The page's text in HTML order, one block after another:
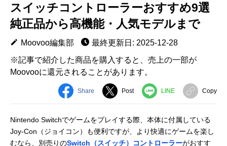
スイッチコントローラーおすすめ9選
純正品から高機能・人気モデルまで
Moovoo編集部
最終更新日: 2025-12-28
※記事で紹介した商品を購入すると、売上の一部が
Moovooに還元されることがあります。
Share Post LINE Copy
Nintendo Switchでゲームをプレイする際、本体に付属している
Joy-Con（ジョイコン）も便利ですが、より快適にゲームを楽し
むなら、別売りのSwitch（スイッチ）コントローラーがおすす